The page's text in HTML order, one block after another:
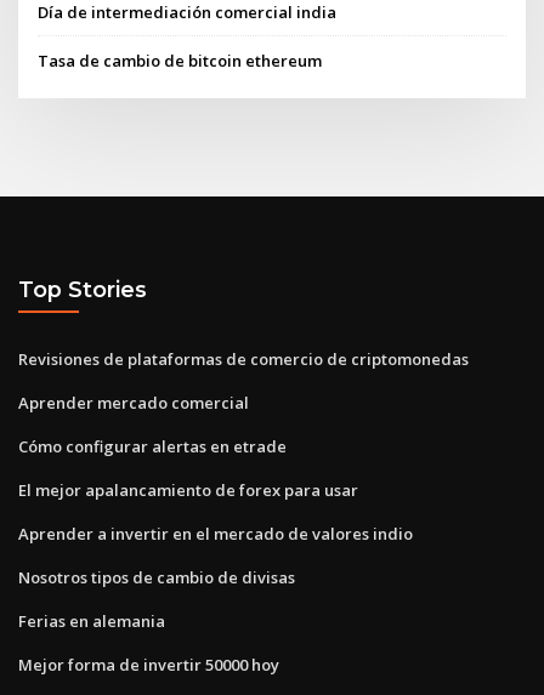
Día de intermediación comercial india
Tasa de cambio de bitcoin ethereum
Top Stories
Revisiones de plataformas de comercio de criptomonedas
Aprender mercado comercial
Cómo configurar alertas en etrade
El mejor apalancamiento de forex para usar
Aprender a invertir en el mercado de valores indio
Nosotros tipos de cambio de divisas
Ferias en alemania
Mejor forma de invertir 50000 hoy